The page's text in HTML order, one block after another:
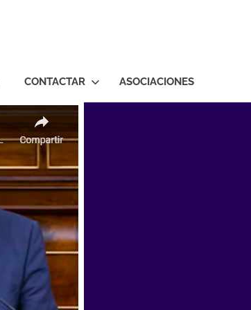
CONTACTAR ASOCIACIONES